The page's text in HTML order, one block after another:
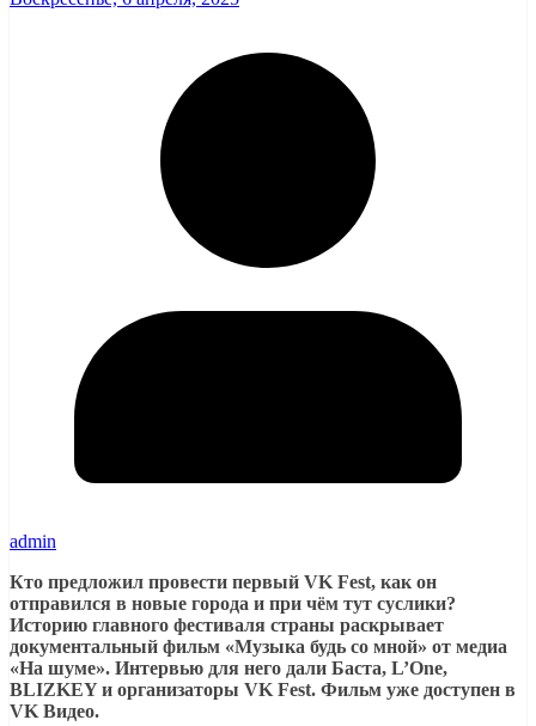
admin
Кто предложил провести первый VK Fest, как он
отправился в новые города и при чём тут суслики?
Историю главного фестиваля страны раскрывает
документальный фильм «Музыка будь со мной» от медиа
«На шуме». Интервью для него дали Баста, L’One,
BLIZKEY и организаторы VK Fest. Фильм уже доступен в
VK Видео.